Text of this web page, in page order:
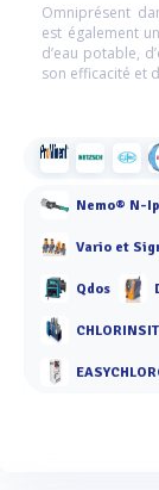
Omniprésent
est également
d’eau potable,
son efficacité et
Nemo® N-
Vario et
Qdos